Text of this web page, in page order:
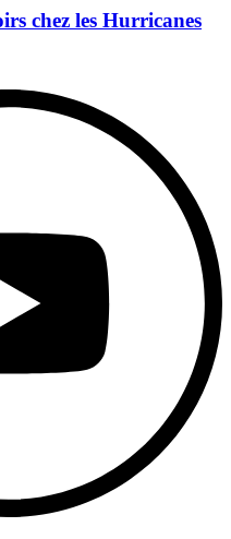
chez les Hurricanes